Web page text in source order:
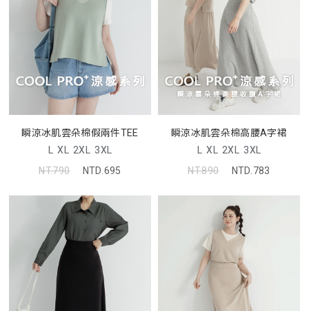
瞬涼冰肌雲朵棉假兩件TEE
L XL 2XL 3XL
NT.790
NTD.695
瞬涼冰肌雲朵棉高腰A字裙
L XL 2XL 3XL
NT.890
NTD.783